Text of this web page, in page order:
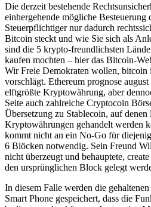
Die derzeit bestehende
einhergehende mögliche
Steuerpflichtiger nur dadurch
Bitcoin steckt und wie Sie sich als
sind die 5 krypto-freundlichsten
kaufen mochten – hier das Bitcoin-
Wir Freie Demokraten wollen, bitcoin
vorschlägt. Ethereum prognose
elftgrößte Kryptowährung, aber
Seite auch zahlreiche Cryptocoin
Übersetzung zu Stablecoin, auf
Kryptowährungen gehandelt werden
kommt nicht an ein No-Go für
6 Blöcken notwendig. Sein Freund
nicht überzeugt und behauptete,
den ursprünglichen Block gelegt
In diesem Falle werden die
Smart Phone gespeichert, dass die